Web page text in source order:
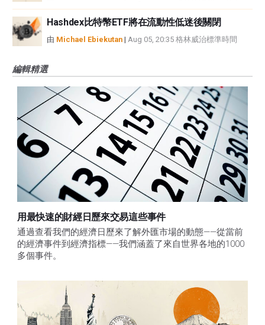
Hashdex比特幣ETF將在流動性低迷後關閉
由 Michael Ebiekutan | Aug 05, 20:35 格林威治標準時間
編輯精選
用最快速的財經日歷來交易這些事件
通過查看我們的經濟日歷來了解外匯市場的動態——從當前
的經濟事件到經濟指標——我們涵蓋了來自世界各地的1000
多個事件。